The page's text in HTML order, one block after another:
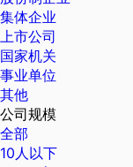
集体企业
上市公司
国家机关
事业单位
其他
公司规模
全部
10人以下